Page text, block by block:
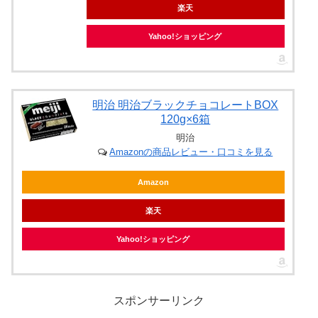
楽天
Yahoo!ショッピング
明治 明治ブラックチョコレートBOX
120g×6箱
明治
Amazonの商品レビュー・口コミを見る
Amazon
楽天
Yahoo!ショッピング
スポンサーリンク